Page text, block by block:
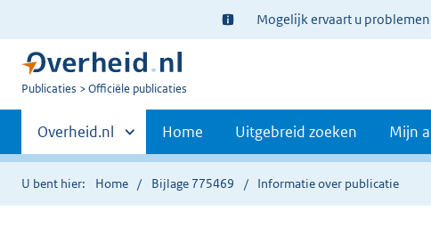
Ter
informatie:
Mogelijk ervaart u
U
Publicaties Officiële publicaties
Primaire
navigatie
Andere
sites
binnen
Overheid.nl Home Uitgebreid zoeken Mijn
U bent hier: Home Bijlage 775469 Informatie over publicatie